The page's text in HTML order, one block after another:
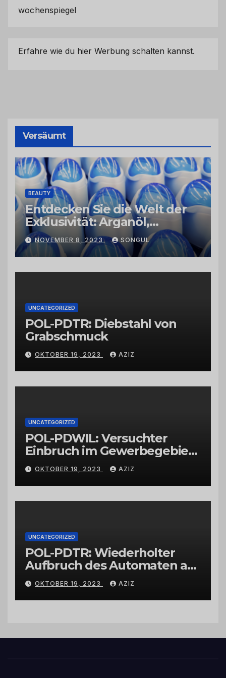
wochenspiegel
Erfahre wie du hier Werbung schalten kannst.
Versäumt
BEAUTY
Entdecken Sie die Welt der
Exklusivität: Arganöl,
Kaktusfeigenkernöl und
Schwarzkümmelöl von
vertrauenswürdigen
Großhändlern und Anbietern
NOVEMBER 8, 2023 SONGUL
UNCATEGORIZED
POL-PDTR: Diebstahl von
Grabschmuck
OKTOBER 19, 2023 AZIZ
UNCATEGORIZED
POL-PDWIL: Versuchter
Einbruch im Gewerbegebiet
Wittlich
OKTOBER 19, 2023 AZIZ
UNCATEGORIZED
POL-PDTR: Wiederholter
Aufbruch des Automaten am
Wohnmobilstellplatz in
Hermeskeil am Labachweg
OKTOBER 19, 2023 AZIZ